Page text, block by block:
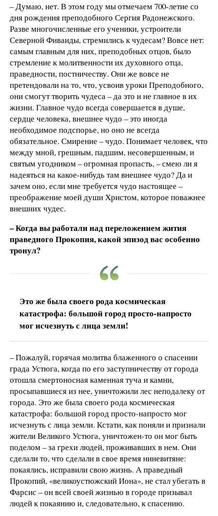
– Думаю, нет. В этом году мы отмечаем 700-летие со
дня рождения преподобного Сергия Радонежского.
Разве многочисленные его ученики, устроители
Северной Фиваиды, стремились к чудесам? Вовсе нет:
самым главным для них, преподобных отцов, было
стремление к молитвенности их духовного отца,
праведности, постничеству. Они же вовсе не
претендовали на то, что, усвоив уроки Преподобного,
они смогут творить чудеса – да это и не главное в их
жизни. Главное чудо всегда совершается в душе,
сердце человека, внешнее чудо – это иногда
необходимое подспорье, но оно не всегда
обязательное. Смирение – чудо. Понимает человек, что
между мной, грешным, падшим, несовершенным, и
святым угодником – огромная пропасть, – смею ли я
надеяться на какое-нибудь там внешнее чудо? Да и
зачем оно, если мне требуется чудо настоящее –
преображение моей души Христом, которое поважнее
внешних чудес.
– Когда вы работали над переложением жития
праведного Прокопия, какой эпизод вас особенно
тронул?
Это же была своего рода космическая
катастрофа: большой город просто-напросто
мог исчезнуть с лица земли!
– Пожалуй, горячая молитва блаженного о спасении
града Устюга, когда по его заступничеству от города
отошла смертоносная каменная туча и камни,
просыпавшиеся из нее, уничтожили лес неподалеку от
города. Это же была своего рода космическая
катастрофа: большой город просто-напросто мог
исчезнуть с лица земли. Кстати, как поняли и признали
жители Великого Устюга, уничтожен-то он мог быть
поделом – за грехи людей, проживавших в нем. Они
сделали то, что сделали в свое время ниневитяне:
покаялись, исправили свою жизнь. А праведный
Прокопий, «великоустюжский Иона», не стал убегать в
Фарсис – он всей своей жизнью в городе призывал
людей к покаянию и, следовательно, к спасению.